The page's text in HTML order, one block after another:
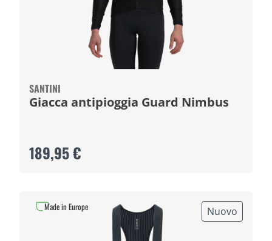
SANTINI
Giacca antipioggia Guard Nimbus
189,95 €
Nuovo
Made in Europe